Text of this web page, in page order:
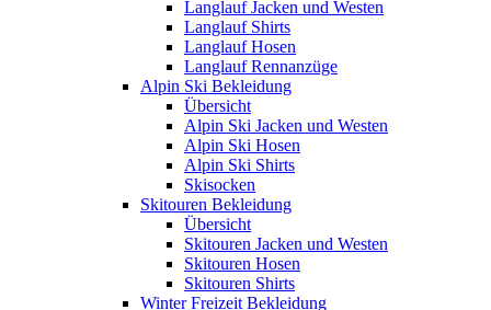
Langlauf Jacken und Westen
Langlauf Shirts
Langlauf Hosen
Langlauf Rennanzüge
Alpin Ski Bekleidung
Übersicht
Alpin Ski Jacken und Westen
Alpin Ski Hosen
Alpin Ski Shirts
Skisocken
Skitouren Bekleidung
Übersicht
Skitouren Jacken und Westen
Skitouren Hosen
Skitouren Shirts
Winter Freizeit Bekleidung